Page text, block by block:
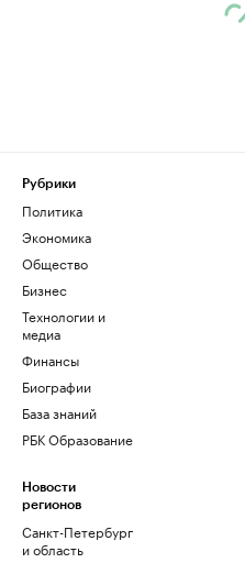
Рубрики
Политика
Экономика
Общество
Бизнес
Технологии и
медиа
Финансы
Биографии
База знаний
РБК Образование
Новости
регионов
Санкт-Петербург
и область